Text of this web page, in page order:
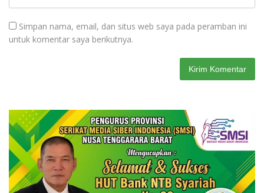
Simpan nama, email, dan situs web saya pada peramban ini
untuk komentar saya berikutnya.